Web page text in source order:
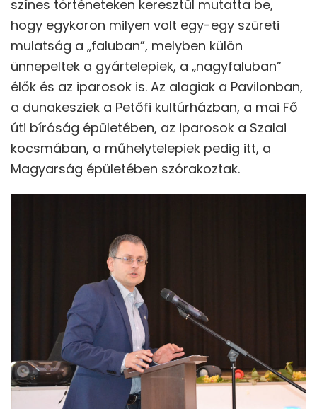
színes történeteken keresztül mutatta be,
hogy egykoron milyen volt egy-egy szüreti
mulatság a „faluban”, melyben külön
ünnepeltek a gyártelepiek, a „nagyfaluban”
élők és az iparosok is. Az alagiak a Pavilonban,
a dunakesziek a Petőfi kultúrházban, a mai Fő
úti bíróság épületében, az iparosok a Szalai
kocsmában, a műhelytelepiek pedig itt, a
Magyarság épületében szórakoztak.